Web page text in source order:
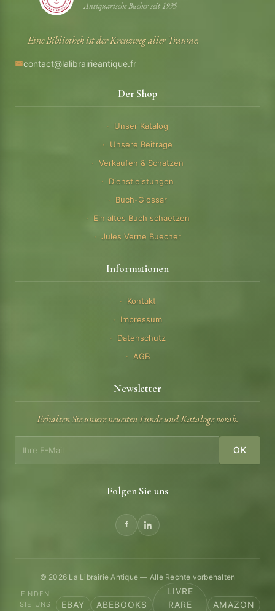
Antiquarische Bucher seit 1995
Eine Bibliothek ist der Kreuzweg aller Traume.
contact@lalibrairieantique.fr
Der Shop
Unser Katalog
Unsere Beitrage
Verkaufen & Schatzen
Dienstleistungen
Buch-Glossar
Ein altes Buch schaetzen
Jules Verne Buecher
Informationen
Kontakt
Impressum
Datenschutz
AGB
Newsletter
Erhalten Sie unsere neuesten Funde und Kataloge vorab.
OK
Folgen Sie uns
© 2026 La Librairie Antique — Alle Rechte vorbehalten
FINDEN
SIE UNS
EBAY ABEBOOKS
LIVRE
RARE
AMAZON